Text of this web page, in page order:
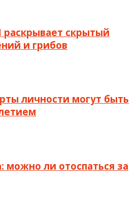
раскрывает скрытый
и грибов
личности могут быть
можно ли отоспаться за